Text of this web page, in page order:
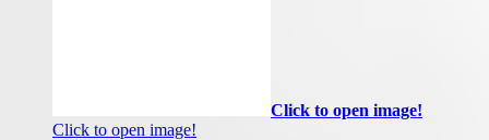
Click to open image!
Click to open image!